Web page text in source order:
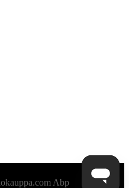
Abp